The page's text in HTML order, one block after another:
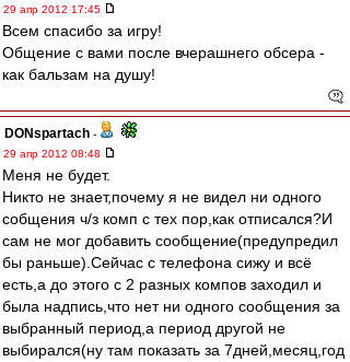
29 апр 2012 17:45
Всем спасибо за игру!
Общение с вами после вчерашнего обсера -
как бальзам на душу!
DONspartach -
29 апр 2012 08:48
Меня не будет.
Никто не знает,почему я не видел ни одного
собщения ч/з комп с тех пор,как отписался?И
сам не мог добавить сообщение(предупредил
бы раньше).Сейчас с телефона сижу и всё
есть,а до этого с 2 разных компов заходил и
была надпись,что нет ни одного сообщения за
выбранный период,а период другой не
выбирался(ну там показать за 7дней,месяц,год